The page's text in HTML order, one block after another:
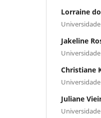
Lorraine
Jakeline
Christiane
Juliane